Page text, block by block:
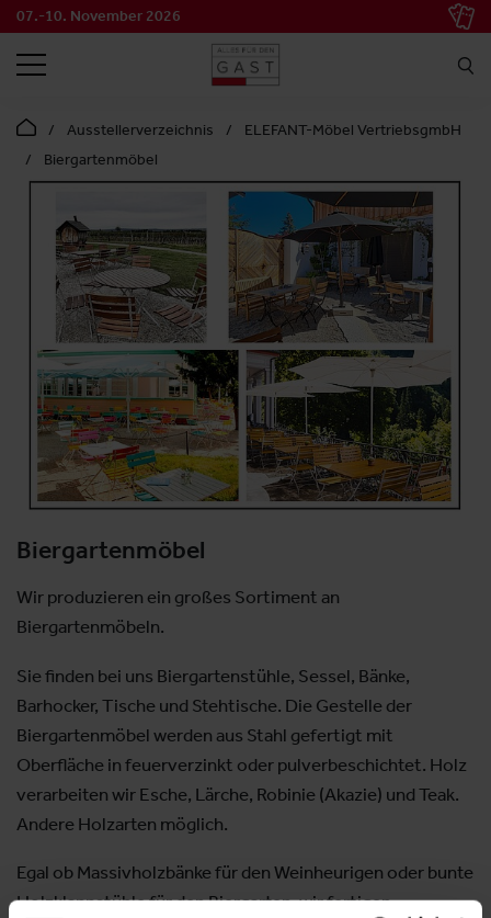
07.-10. November 2026
SUCHEN
Ausstellerverzeichnis
ELEFANT-Möbel VertriebsgmbH
Biergartenmöbel
Biergartenmöbel
Wir produzieren ein großes Sortiment an
Biergartenmöbeln.
Sie finden bei uns Biergartenstühle, Sessel, Bänke,
Barhocker, Tische und Stehtische. Die Gestelle der
Biergartenmöbel werden aus Stahl gefertigt mit
Oberfläche in feuerverzinkt oder pulverbeschichtet. Holz
verarbeiten wir Esche, Lärche, Robinie (Akazie) und Teak.
Andere Holzarten möglich.
Egal ob Massivholzbänke für den Weinheurigen oder bunte
Holzklappstühle für den Biergarten, wir fertigen